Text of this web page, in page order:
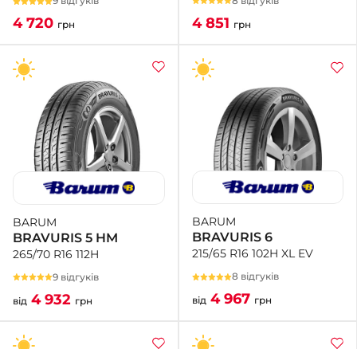
4 720 грн 4 851 грн
BARUM
BRAVURIS 5 HM
265/70 R16 112H
9 відгуків
від 4 932 грн
BARUM
BRAVURIS 6
215/65 R16 102H XL EV
8 відгуків
від 4 967 грн